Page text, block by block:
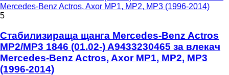
Mercedes-Benz Actros, Axor MP1, MP2, MP3 (1996-2014)
5
Стабилизираща щанга Mercedes-Benz Actros
MP2/MP3 1846 (01.02-) A9433230465 за влекач
Mercedes-Benz Actros, Axor MP1, MP2, MP3
(1996-2014)